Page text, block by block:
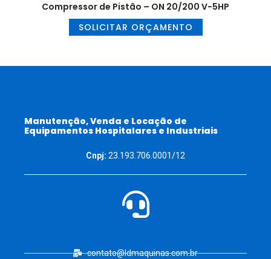
Compressor de Pistão – ON 20/200 V-5HP
SOLICITAR ORÇAMENTO
Manutenção, Venda e Locação de
Equipamentos Hospitalares e Industriais
Cnpj: 23.193.706.0001/12
contato@ldmaquinas.com.br